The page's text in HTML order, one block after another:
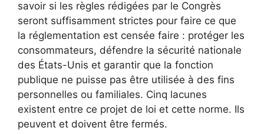
savoir si les règles rédigées par le Congrès
seront suffisamment strictes pour faire ce que
la réglementation est censée faire : protéger les
consommateurs, défendre la sécurité nationale
des États-Unis et garantir que la fonction
publique ne puisse pas être utilisée à des fins
personnelles ou familiales. Cinq lacunes
existent entre ce projet de loi et cette norme. Ils
peuvent et doivent être fermés.